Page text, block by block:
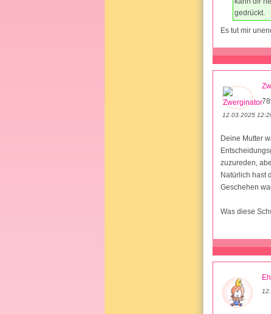
gedrückt.
Es tut mir
12.03.2025
Deine Mutter
zuzureden,
Natürlich hast
Geschehen
Was diese